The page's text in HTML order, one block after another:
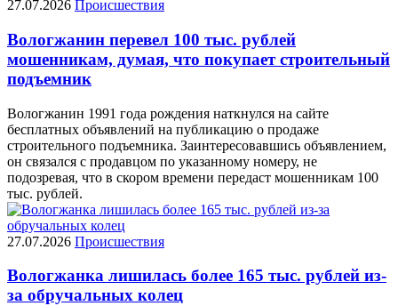
27.07.2026 Происшествия
Вологжанин перевел 100 тыс. рублей
мошенникам, думая, что покупает строительный
подъемник
Вологжанин 1991 года рождения наткнулся на сайте
бесплатных объявлений на публикацию о продаже
строительного подъемника. Заинтересовавшись объявлением,
он связался с продавцом по указанному номеру, не
подозревая, что в скором времени передаст мошенникам 100
тыс. рублей.
27.07.2026 Происшествия
Вологжанка лишилась более 165 тыс. рублей из-
за обручальных колец